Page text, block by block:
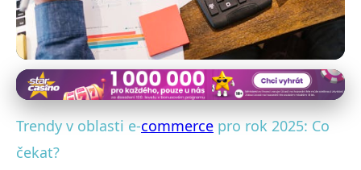
Digitální marketing a e-commerce
E-commerce 2025: Klíčové
trendy a inovace pro online
Trendy v oblasti e-commerce pro rok 2025: Co
čekat?